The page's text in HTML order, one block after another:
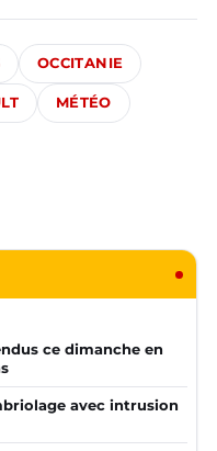
OCCITANIE
MÉTÉO
ce dimanche en
avec intrusion